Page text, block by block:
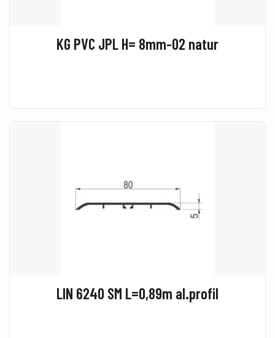
KG PVC JPL H= 8mm-02 natur
LIN 6240 SM L=0,89m al.profil